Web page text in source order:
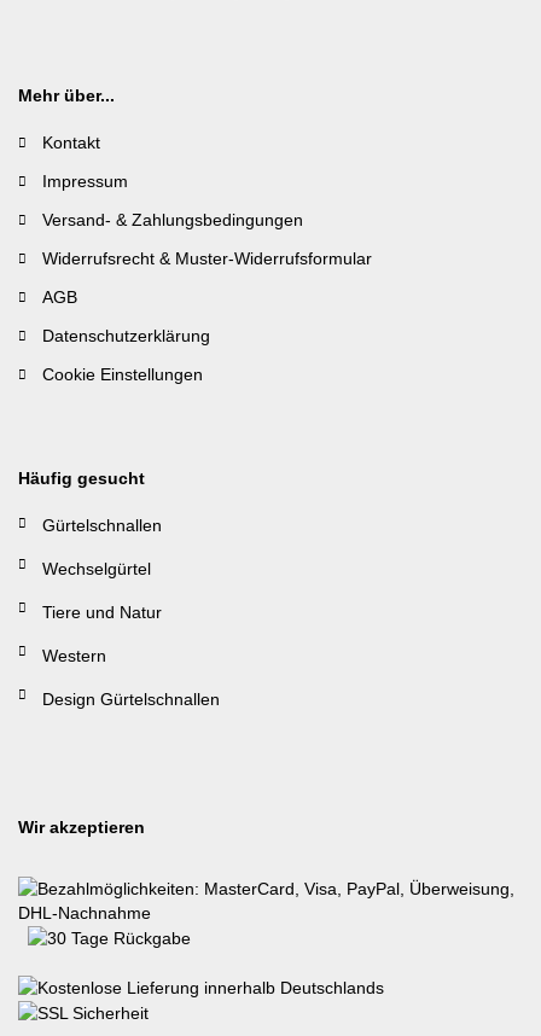
Mehr über...
Kontakt
Impressum
Versand- & Zahlungsbedingungen
Widerrufsrecht & Muster-Widerrufsformular
AGB
Datenschutzerklärung
Cookie Einstellungen
Häufig gesucht
Gürtelschnallen
Wechselgürtel
Tiere und Natur
Western
Design Gürtelschnallen
Wir akzeptieren